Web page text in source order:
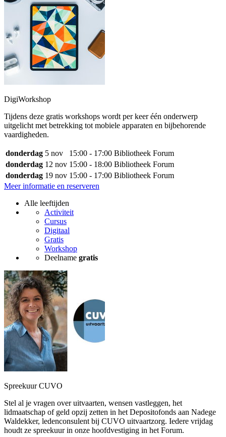
DigiWorkshop
Tijdens deze gratis workshops wordt per keer één onderwerp
uitgelicht met betrekking tot mobiele apparaten en bijbehorende
vaardigheden.
donderdag 5 nov 15:00 - 17:00 Bibliotheek Forum
donderdag 12 nov 15:00 - 18:00 Bibliotheek Forum
donderdag 19 nov 15:00 - 17:00 Bibliotheek Forum
Meer informatie en reserveren
Alle leeftijden
Activiteit
Cursus
Digitaal
Gratis
Workshop
Deelname gratis
Spreekuur CUVO
Stel al je vragen over uitvaarten, wensen vastleggen, het
lidmaatschap of geld opzij zetten in het Depositofonds aan Nadege
Waldekker, ledenconsulent bij CUVO uitvaartzorg. Iedere vrijdag
houdt ze spreekuur in onze hoofdvestiging in het Forum.